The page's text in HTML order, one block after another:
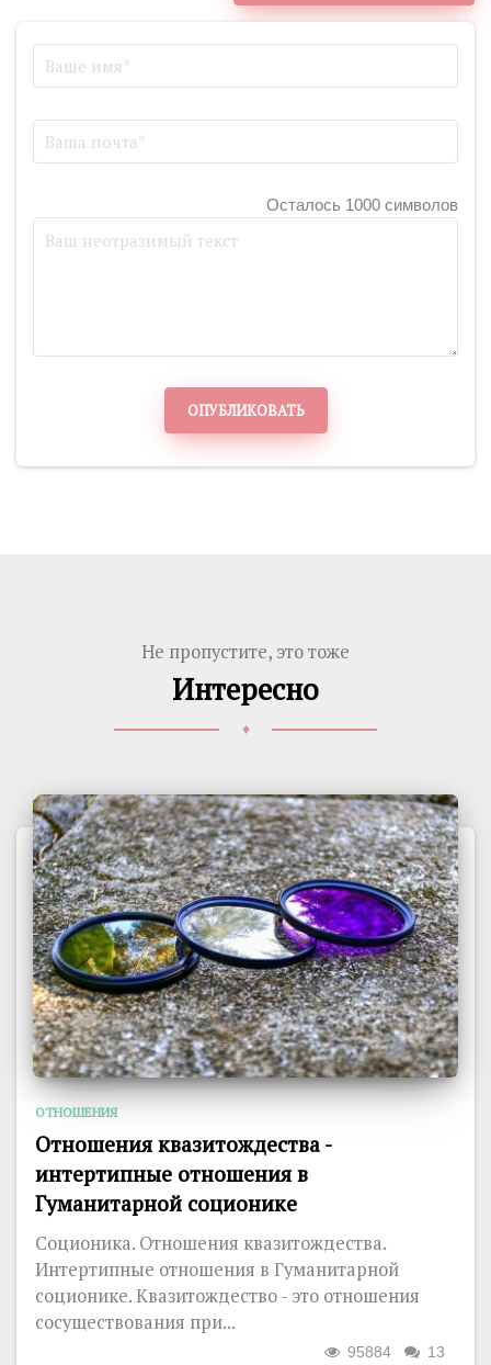
Осталось 1000 символов
ОПУБЛИКОВАТЬ
Не пропустите, это тоже
Интересно
♦
ОТНОШЕНИЯ
Отношения квазитождества -
интертипные отношения в
Гуманитарной соционике
Соционика. Отношения квазитождества.
Интертипные отношения в Гуманитарной
соционике. Квазитождество - это отношения
сосуществования при...
13
95884